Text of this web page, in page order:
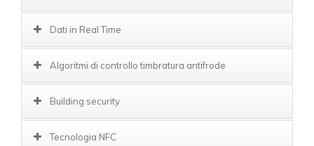
Dati in Real Time
Algoritmi di controllo timbratura antifrode
Building security
Tecnologia NFC